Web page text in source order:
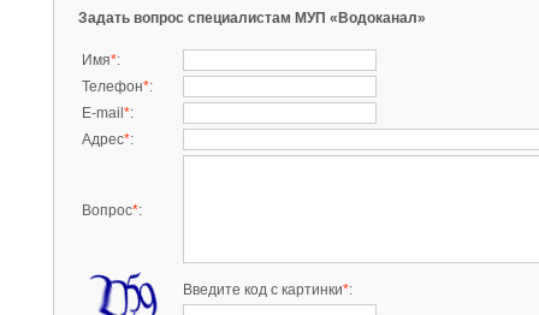
Структура
Используемые технологии
Контактная информация
Вакансии
Галерея
Награды
Тарифы и
Задать вопрос специалистам МУП «Водоканал»
Имя*:
Телефон*:
E-mail *:
Адрес*:
Вопрос*:
Введите код с картинки*: